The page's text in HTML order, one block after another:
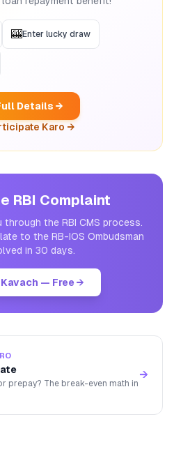
🎰Enter lucky draw
Details →
Karo →
RBI Complaint
the RBI CMS process.
to the RB-IOS Ombudsman
in 30 days.
— Free →
prepay? The break-even math in
→